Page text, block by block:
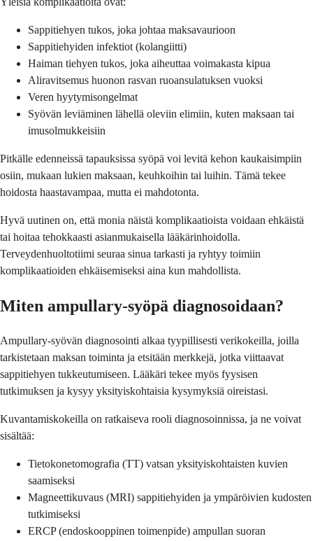
Sappitiehyen tukos, joka johtaa maksavaurioon
Sappitiehyiden infektiot (kolangiitti)
Haiman tiehyen tukos, joka aiheuttaa voimakasta kipua
Aliravitsemus huonon rasvan ruoansulatuksen vuoksi
Veren hyytymisongelmat
Syövän leviäminen lähellä oleviin elimiin, kuten maksaan tai
imusolmukkeisiin
Pitkälle edenneissä tapauksissa syöpä voi levitä kehon kaukaisimpiin
osiin, mukaan lukien maksaan, keuhkoihin tai luihin. Tämä tekee
hoidosta haastavampaa, mutta ei mahdotonta.
Hyvä uutinen on, että monia näistä komplikaatioista voidaan ehkäistä
tai hoitaa tehokkaasti asianmukaisella lääkärinhoidolla.
Terveydenhuoltotiimi seuraa sinua tarkasti ja ryhtyy toimiin
komplikaatioiden ehkäisemiseksi aina kun mahdollista.
Miten ampullary-syöpä diagnosoidaan?
Ampullary-syövän diagnosointi alkaa tyypillisesti verikokeilla, joilla
tarkistetaan maksan toiminta ja etsitään merkkejä, jotka viittaavat
sappitiehyen tukkeutumiseen. Lääkäri tekee myös fyysisen
tutkimuksen ja kysyy yksityiskohtaisia kysymyksiä oireistasi.
Kuvantamiskokeilla on ratkaiseva rooli diagnosoinnissa, ja ne voivat
sisältää:
Tietokonetomografia (TT) vatsan yksityiskohtaisten kuvien
saamiseksi
Magneettikuvaus (MRI) sappitiehyiden ja ympäröivien kudosten
tutkimiseksi
ERCP (endoskooppinen toimenpide) ampullan suoran